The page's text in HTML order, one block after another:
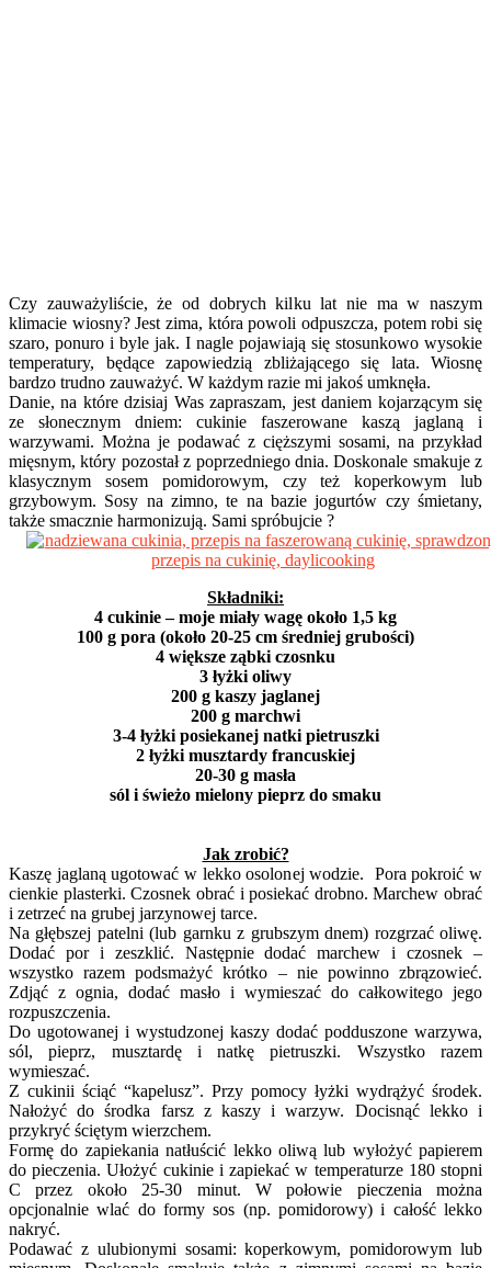
Czy zauważyliście, że od dobrych kilku lat nie ma w naszym
klimacie wiosny? Jest zima, która powoli odpuszcza, potem robi się
szaro, ponuro i byle jak. I nagle pojawiają się stosunkowo wysokie
temperatury, będące zapowiedzią zbliżającego się lata. Wiosnę
bardzo trudno zauważyć. W każdym razie mi jakoś umknęła.
Danie, na które dzisiaj Was zapraszam, jest daniem kojarzącym się
ze słonecznym dniem: cukinie faszerowane kaszą jaglaną i
warzywami. Można je podawać z cięższymi sosami, na przykład
mięsnym, który pozostał z poprzedniego dnia. Doskonale smakuje z
klasycznym sosem pomidorowym, czy też koperkowym lub
grzybowym. Sosy na zimno, te na bazie jogurtów czy śmietany,
także smacznie harmonizują. Sami spróbujcie ?
Składniki:
4 cukinie – moje miały wagę około 1,5 kg
100 g pora (około 20-25 cm średniej grubości)
4 większe ząbki czosnku
3 łyżki oliwy
200 g kaszy jaglanej
200 g marchwi
3-4 łyżki posiekanej natki pietruszki
2 łyżki musztardy francuskiej
20-30 g masła
sól i świeżo mielony pieprz do smaku
Jak zrobić?
Kaszę jaglaną ugotować w lekko osolonej wodzie. Pora pokroić w
cienkie plasterki. Czosnek obrać i posiekać drobno. Marchew obrać
i zetrzeć na grubej jarzynowej tarce.
Na głębszej patelni (lub garnku z grubszym dnem) rozgrzać oliwę.
Dodać por i zeszklić. Następnie dodać marchew i czosnek –
wszystko razem podsmażyć krótko – nie powinno zbrązowieć.
Zdjąć z ognia, dodać masło i wymieszać do całkowitego jego
rozpuszczenia.
Do ugotowanej i wystudzonej kaszy dodać podduszone warzywa,
sól, pieprz, musztardę i natkę pietruszki. Wszystko razem
wymieszać.
Z cukinii ściąć “kapelusz”. Przy pomocy łyżki wydrążyć środek.
Nałożyć do środka farsz z kaszy i warzyw. Docisnąć lekko i
przykryć ściętym wierzchem.
Formę do zapiekania natłuścić lekko oliwą lub wyłożyć papierem
do pieczenia. Ułożyć cukinie i zapiekać w temperaturze 180 stopni
C przez około 25-30 minut. W połowie pieczenia można
opcjonalnie wlać do formy sos (np. pomidorowy) i całość lekko
nakryć.
Podawać z ulubionymi sosami: koperkowym, pomidorowym lub